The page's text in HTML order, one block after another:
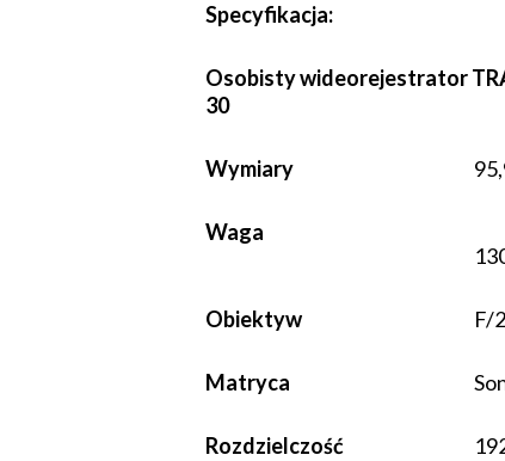
Specyfikacja:
Osobisty wideorejestrator
30
Wymiary
Waga
Obiektyw F/
Matryca
Rozdzielczość